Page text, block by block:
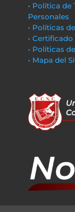
• Política
Personales
• Políticas
•
• Políticas
• Mapa del